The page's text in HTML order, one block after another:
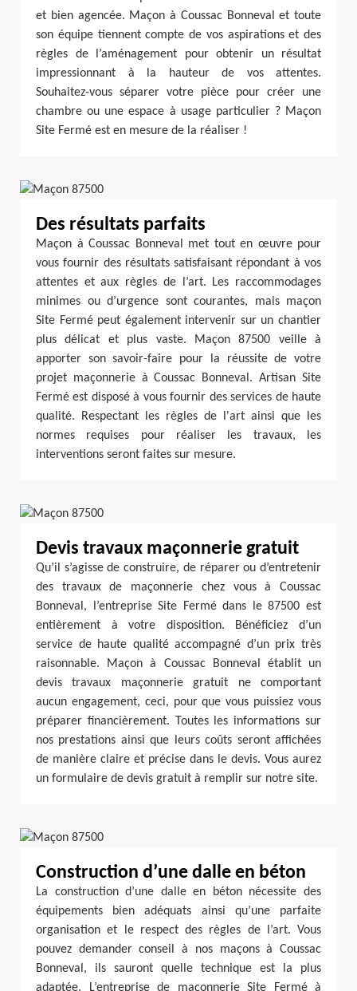
et bien agencée. Maçon à Coussac Bonneval et toute
son équipe tiennent compte de vos aspirations et des
règles de l’aménagement pour obtenir un résultat
impressionnant à la hauteur de vos attentes.
Souhaitez-vous séparer votre pièce pour créer une
chambre ou une espace à usage particulier ? Maçon
Site Fermé est en mesure de la réaliser !
Des résultats parfaits
Maçon à Coussac Bonneval met tout en œuvre pour
vous fournir des résultats satisfaisant répondant à vos
attentes et aux règles de l’art. Les raccommodages
minimes ou d’urgence sont courantes, mais maçon
Site Fermé peut également intervenir sur un chantier
plus délicat et plus vaste. Maçon 87500 veille à
apporter son savoir-faire pour la réussite de votre
projet maçonnerie à Coussac Bonneval. Artisan Site
Fermé est disposé à vous fournir des services de haute
qualité. Respectant les règles de l'art ainsi que les
normes requises pour réaliser les travaux, les
interventions seront faites sur mesure.
Devis travaux maçonnerie gratuit
Qu’il s’agisse de construire, de réparer ou d’entretenir
des travaux de maçonnerie chez vous à Coussac
Bonneval, l’entreprise Site Fermé dans le 87500 est
entièrement à votre disposition. Bénéficiez d’un
service de haute qualité accompagné d’un prix très
raisonnable. Maçon à Coussac Bonneval établit un
devis travaux maçonnerie gratuit ne comportant
aucun engagement, ceci, pour que vous puissiez vous
préparer financièrement. Toutes les informations sur
nos prestations ainsi que leurs coûts seront affichées
de manière claire et précise dans le devis. Vous aurez
un formulaire de devis gratuit à remplir sur notre site.
Construction d’une dalle en béton
La construction d’une dalle en béton nécessite des
équipements bien adéquats ainsi qu’une parfaite
organisation et le respect des règles de l’art. Vous
pouvez demander conseil à nos maçons à Coussac
Bonneval, ils sauront quelle technique est la plus
adaptée. L’entreprise de maçonnerie Site Fermé à